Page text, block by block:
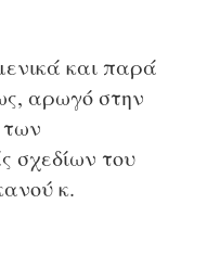
και παρά
αρωγό στην
των
σχεδίων του
κ.